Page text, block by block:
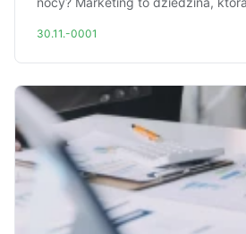
30.11.-0001